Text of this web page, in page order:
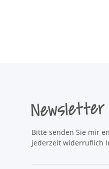
Bitte senden Sie mir
jederzeit widerruflich